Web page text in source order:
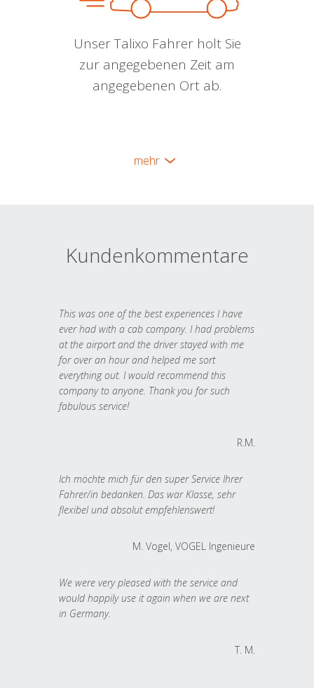
Unser Talixo Fahrer holt Sie
zur angegebenen Zeit am
angegebenen Ort ab.
mehr
Kundenkommentare
This was one of the best experiences I have
ever had with a cab company. I had problems
at the airport and the driver stayed with me
for over an hour and helped me sort
everything out. I would recommend this
company to anyone. Thank you for such
fabulous service!
R.M.
Ich möchte mich für den super Service Ihrer
Fahrer/in bedanken. Das war Klasse, sehr
flexibel und absolut empfehlenswert!
M. Vogel, VOGEL Ingenieure
We were very pleased with the service and
would happily use it again when we are next
in Germany.
T. M.